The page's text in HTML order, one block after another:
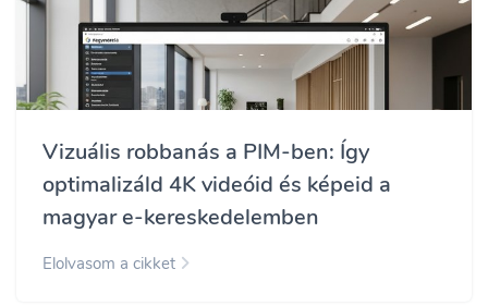
Vizuális robbanás a PIM-ben: Így
optimalizáld 4K videóid és képeid a
magyar e-kereskedelemben
Elolvasom a cikket